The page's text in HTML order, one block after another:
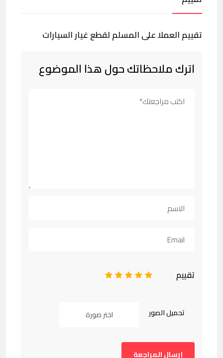
تقييم العملا على المسلم لقطع غيار السيارات
اترك ملاحظاتك حول هذا الموضوع
تقييم 5
4
3
2
تحميل الصور اختر صورة